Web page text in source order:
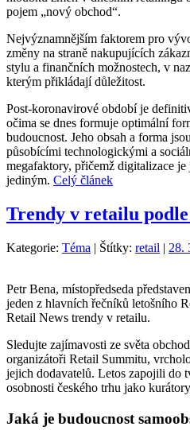
pojem „nový obchod“.
Nejvýznamnějším faktorem pro
změny na straně nakupujících
stylu a finančních možnostech, v
kterým přikládají důležitost.
Post-koronavirové období je
očima se dnes formuje optimální
budoucnost. Jeho obsah a forma
působícími technologickými a
megafaktory, přičemž digitalizace
jediným. Celý článek
Trendy v retailu
Kategorie: Téma | Štítky: retail | 28.
Petr Bena, místopředseda
jeden z hlavních řečníků letošního
Retail News trendy v retailu.
Sledujte zajímavosti ze světa
organizátoři Retail Summitu,
jejich dodavatelů. Letos zapojili do
osobnosti českého trhu jako
Jaká je budoucnost